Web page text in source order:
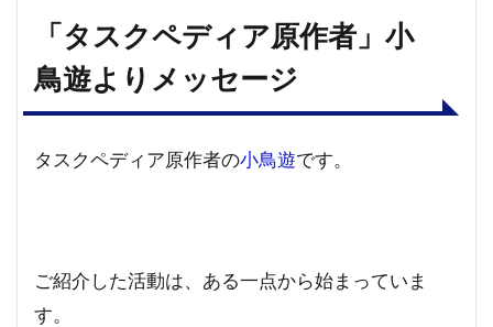
「タスクペディア原作者」小
鳥遊よりメッセージ
タスクペディア原作者の小鳥遊です。
ご紹介した活動は、ある一点から始まっていま
す。